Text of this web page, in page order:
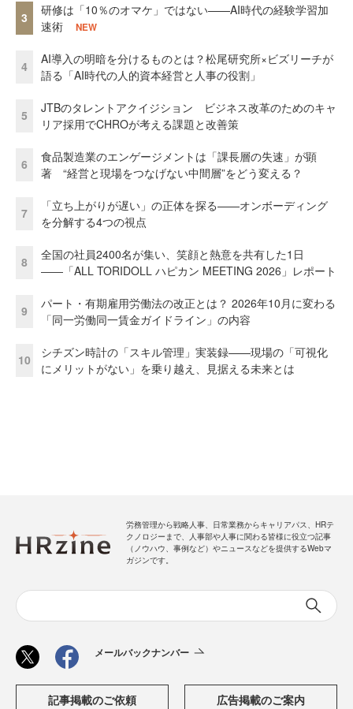
3
研修は「10％のオマケ」ではない——AI時代の経験学習加
速術
NEW
4
AI導入の明暗を分けるものとは？松尾研究所×ビズリーチが
語る「AI時代の人的資本経営と人事の役割」
5
JTBのタレントアクイジション ビジネス改革のためのキャ
リア採用でCHROが考える課題と改善策
6
食品製造業のエンゲージメントは「課長層の失速」が顕
著 “経営と現場をつなげない中間層”をどう変える？
7
「立ち上がりが遅い」の正体を探る——オンボーディング
を分解する4つの視点
8
全国の社員2400名が集い、笑顔と熱意を共有した1日
――「ALL TORIDOLL ハピカン MEETING 2026」レポート
9
パート・有期雇用労働法の改正とは？ 2026年10月に変わる
「同一労働同一賃金ガイドライン」の内容
10
シチズン時計の「スキル管理」実装録——現場の「可視化
にメリットがない」を乗り越え、見据える未来とは
労務管理から戦略人事、日常業務からキャリアパス、HRテ
クノロジーまで、人事部や人事に関わる皆様に役立つ記事
（ノウハウ、事例など）やニュースなどを提供するWebマ
ガジンです。
メールバックナンバー
記事掲載のご依頼 広告掲載のご案内